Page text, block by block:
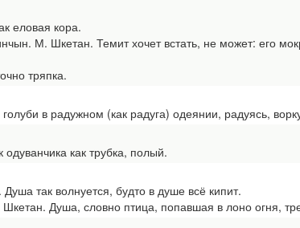
еловая кора.
М. Шкетан. Темит хочет встать, не может: его
тряпка.
в радужном (как радуга) одеянии, радуясь,
как трубка, полый.
так волнуется, будто в душе всё кипит.
Душа, словно птица, попавшая в лоно огня,